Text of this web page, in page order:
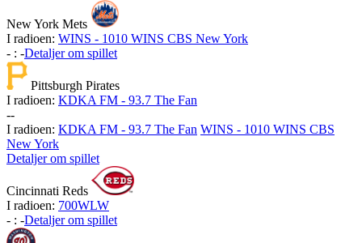
New York Mets
I radioen: WINS - 1010 WINS CBS New York
- : -Detaljer om spillet
Pittsburgh Pirates
I radioen: KDKA FM - 93.7 The Fan
--
I radioen: KDKA FM - 93.7 The Fan WINS - 1010 WINS CBS
New York
Detaljer om spillet
Cincinnati Reds
I radioen: 700WLW
- : -Detaljer om spillet